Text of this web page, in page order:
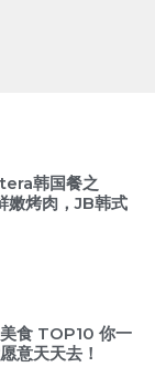
韩国餐之
嫩烤肉，JB韩式
食 TOP10 你一
意天天去！